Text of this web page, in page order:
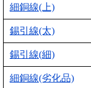
細銅線(上)
錫引線(太)
錫引線(細)
細銅線(劣化品)